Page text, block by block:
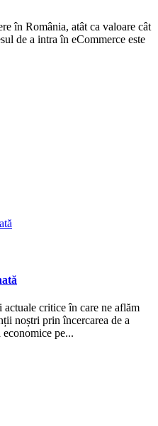
în România, atât ca valoare cât
de a intra în eCommerce este
critice în care ne aflăm
noștri prin încercarea de a
pe...